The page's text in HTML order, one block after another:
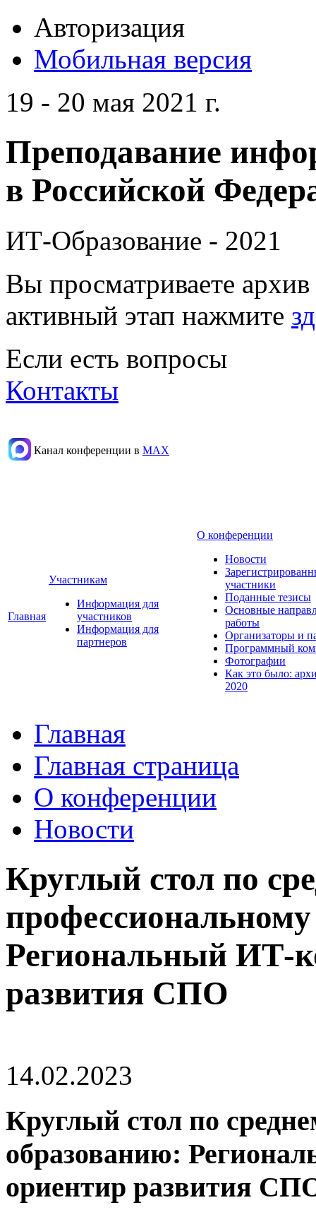
Авторизация
Мобильная версия
19 - 20 мая 2021 г.
Преподавание
в Российской
ИТ-Образование - 2021
Вы просматриваете
активный этап нажмите
Если есть вопросы
Контакты
Канал конференции в МАХ
Главная
Участникам
Информация для
участников
Информация для
партнеров
О конференции
Новости
участники
Поданные тезисы
Основные
работы
Организаторы и
Программный
Фотографии
Как это было:
2020
Главная
Главная страница
О конференции
Новости
Круглый стол по
Региональный ИТ-
развития СПО
14.02.2023
Круглый стол по
образованию:
ориентир развития